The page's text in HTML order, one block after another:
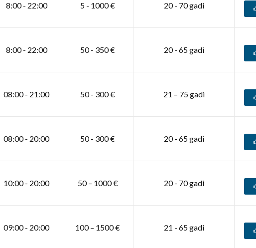
8:00 - 22:00 5 - 1000 € 20 - 70 gadi
8:00 - 22:00 50 - 350 € 20 - 65 gadi
08:00 - 21:00 50 - 300 € 21 – 75 gadi
08:00 - 20:00 50 - 300 € 20 - 65 gadi
10:00 - 20:00 50 – 1000 € 20 - 70 gadi
09:00 - 20:00 100 – 1500 € 21 - 65 gadi